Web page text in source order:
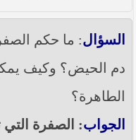
السؤال: ما حكم
دم الحيض؟ وكيف يمكن
الطاهرة؟
الجواب: الصفرة التي